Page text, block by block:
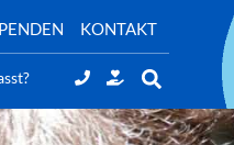
KONTAKT